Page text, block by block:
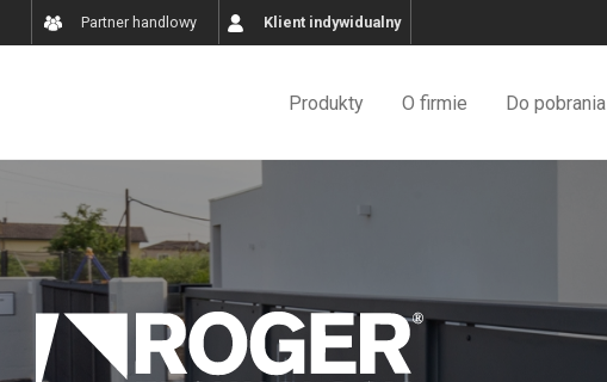
Partner handlowy Klient indywidualny
Produkty O firmie Do pobrania